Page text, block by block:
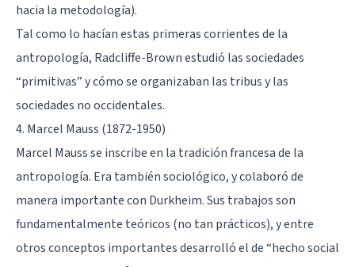
hacia la metodología).
Tal como lo hacían estas primeras corrientes de la
antropología, Radcliffe-Brown estudió las sociedades
“primitivas” y cómo se organizaban las tribus y las
sociedades no occidentales.
4. Marcel Mauss (1872-1950)
Marcel Mauss se inscribe en la tradición francesa de la
antropología. Era también sociológico, y colaboró de
manera importante con Durkheim. Sus trabajos son
fundamentalmente teóricos (no tan prácticos), y entre
otros conceptos importantes desarrolló el de “hecho social